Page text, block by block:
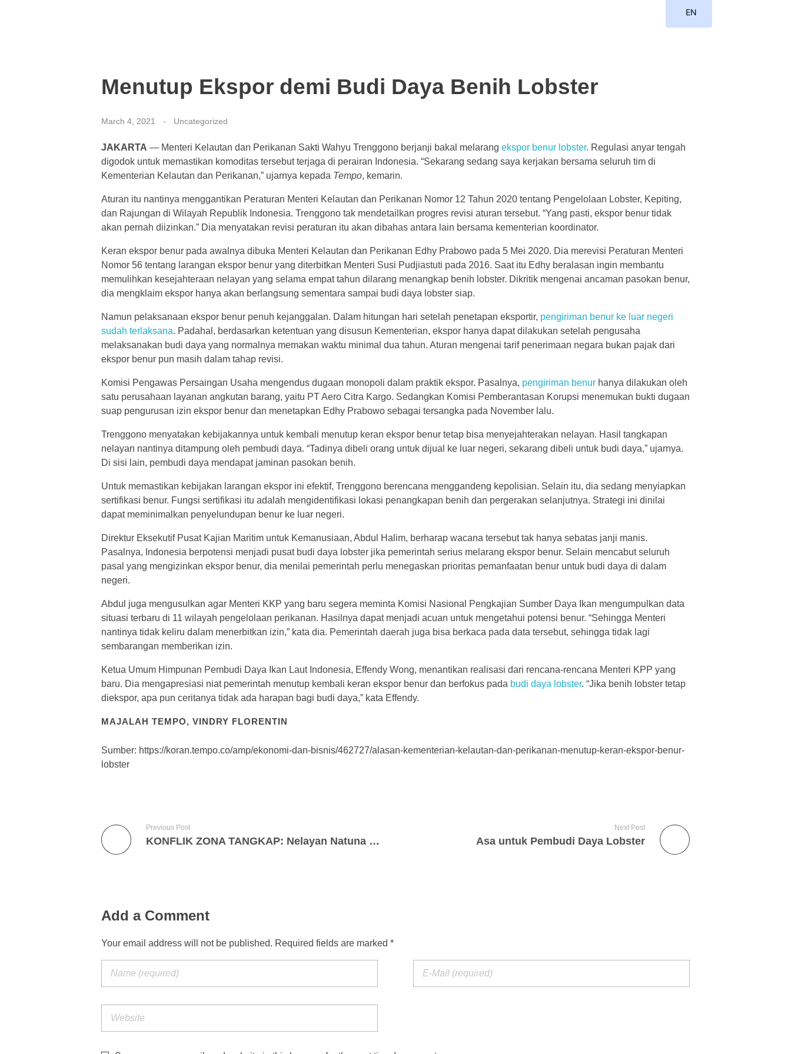
Menutup Ekspor demi Budi Daya Benih Lobster
March 4, 2021 Uncategorized
JAKARTA — Menteri Kelautan dan Perikanan Sakti Wahyu Trenggono berjanji bakal melarang ekspor benur lobster. Regulasi anyar tengah
digodok untuk memastikan komoditas tersebut terjaga di perairan Indonesia. “Sekarang sedang saya kerjakan bersama seluruh tim di
Kementerian Kelautan dan Perikanan,” ujarnya kepada Tempo, kemarin.
Aturan itu nantinya menggantikan Peraturan Menteri Kelautan dan Perikanan Nomor 12 Tahun 2020 tentang Pengelolaan Lobster, Kepiting,
dan Rajungan di Wilayah Republik Indonesia. Trenggono tak mendetailkan progres revisi aturan tersebut. “Yang pasti, ekspor benur tidak
akan pernah diizinkan.” Dia menyatakan revisi peraturan itu akan dibahas antara lain bersama kementerian koordinator.
Keran ekspor benur pada awalnya dibuka Menteri Kelautan dan Perikanan Edhy Prabowo pada 5 Mei 2020. Dia merevisi Peraturan Menteri
Nomor 56 tentang larangan ekspor benur yang diterbitkan Menteri Susi Pudjiastuti pada 2016. Saat itu Edhy beralasan ingin membantu
memulihkan kesejahteraan nelayan yang selama empat tahun dilarang menangkap benih lobster. Dikritik mengenai ancaman pasokan benur,
dia mengklaim ekspor hanya akan berlangsung sementara sampai budi daya lobster siap.
Namun pelaksanaan ekspor benur penuh kejanggalan. Dalam hitungan hari setelah penetapan eksportir, pengiriman benur ke luar negeri
sudah terlaksana. Padahal, berdasarkan ketentuan yang disusun Kementerian, ekspor hanya dapat dilakukan setelah pengusaha
melaksanakan budi daya yang normalnya memakan waktu minimal dua tahun. Aturan mengenai tarif penerimaan negara bukan pajak dari
ekspor benur pun masih dalam tahap revisi.
Komisi Pengawas Persaingan Usaha mengendus dugaan monopoli dalam praktik ekspor. Pasalnya, pengiriman benur hanya dilakukan oleh
satu perusahaan layanan angkutan barang, yaitu PT Aero Citra Kargo. Sedangkan Komisi Pemberantasan Korupsi menemukan bukti dugaan
suap pengurusan izin ekspor benur dan menetapkan Edhy Prabowo sebagai tersangka pada November lalu.
Trenggono menyatakan kebijakannya untuk kembali menutup keran ekspor benur tetap bisa menyejahterakan nelayan. Hasil tangkapan
nelayan nantinya ditampung oleh pembudi daya. “Tadinya dibeli orang untuk dijual ke luar negeri, sekarang dibeli untuk budi daya,” ujarnya.
Di sisi lain, pembudi daya mendapat jaminan pasokan benih.
Untuk memastikan kebijakan larangan ekspor ini efektif, Trenggono berencana menggandeng kepolisian. Selain itu, dia sedang menyiapkan
sertifikasi benur. Fungsi sertifikasi itu adalah mengidentifikasi lokasi penangkapan benih dan pergerakan selanjutnya. Strategi ini dinilai
dapat meminimalkan penyelundupan benur ke luar negeri.
Direktur Eksekutif Pusat Kajian Maritim untuk Kemanusiaan, Abdul Halim, berharap wacana tersebut tak hanya sebatas janji manis.
Pasalnya, Indonesia berpotensi menjadi pusat budi daya lobster jika pemerintah serius melarang ekspor benur. Selain mencabut seluruh
pasal yang mengizinkan ekspor benur, dia menilai pemerintah perlu menegaskan prioritas pemanfaatan benur untuk budi daya di dalam
negeri.
Abdul juga mengusulkan agar Menteri KKP yang baru segera meminta Komisi Nasional Pengkajian Sumber Daya Ikan mengumpulkan data
situasi terbaru di 11 wilayah pengelolaan perikanan. Hasilnya dapat menjadi acuan untuk mengetahui potensi benur. “Sehingga Menteri
nantinya tidak keliru dalam menerbitkan izin,” kata dia. Pemerintah daerah juga bisa berkaca pada data tersebut, sehingga tidak lagi
sembarangan memberikan izin.
Ketua Umum Himpunan Pembudi Daya Ikan Laut Indonesia, Effendy Wong, menantikan realisasi dari rencana-rencana Menteri KPP yang
baru. Dia mengapresiasi niat pemerintah menutup kembali keran ekspor benur dan berfokus pada budi daya lobster. “Jika benih lobster tetap
diekspor, apa pun ceritanya tidak ada harapan bagi budi daya,” kata Effendy.
MAJALAH TEMPO, VINDRY FLORENTIN
Sumber: https://koran.tempo.co/amp/ekonomi-dan-bisnis/462727/alasan-kementerian-kelautan-dan-perikanan-menutup-keran-ekspor-benur-
lobster
Previous Post
KONFLIK ZONA TANGKAP: Nelayan Natuna Kembali Resah Belasan Kapal Cantrang Pati Beroperasi di Serasan
Next Post
Asa untuk Pembudi Daya Lobster
Add a Comment
Your email address will not be published. Required fields are marked *
EN